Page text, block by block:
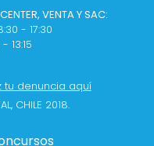
VENTA Y SAC:
- 17:30
13:15
tu denuncia aquí
CHILE 2018.